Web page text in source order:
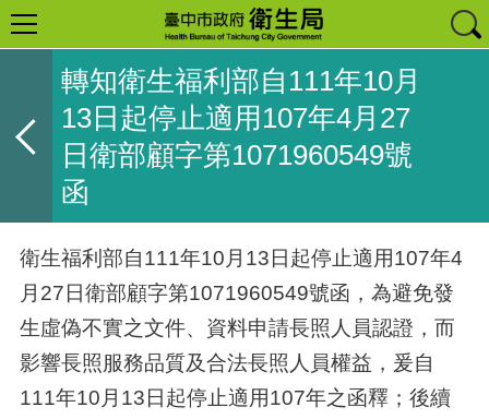
轉知衛生福利部自111年10月
13日起停止適用107年4月27
日衛部顧字第1071960549號
函
衛生福利部自111年10 月 13日起停止適用107年4
月 27日衛部顧字第1071960549號函，為避免發
生虛偽不實之文件、資料申請長照人員認證，而
影響長照服務品質及合法長照人員權益，爰自
111年10 月 13日起停止適用107年之函釋；後續